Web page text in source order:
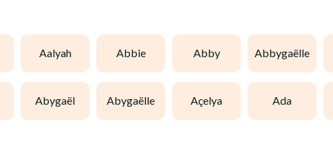
aalyah abbie abby abbygaëlle
abygaël abygaëlle açelya ada